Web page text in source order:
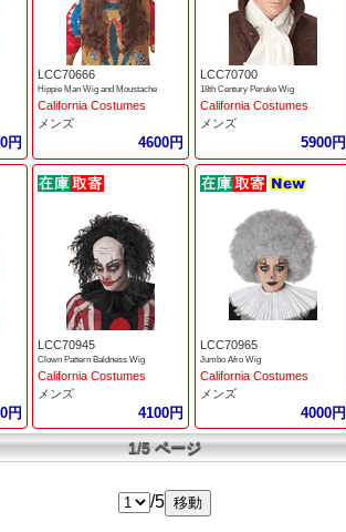
円
LCC70666
Hippie Man Wig and Moustache
California Costumes
メンズ
4600円
LCC70700
18th Century Peruke Wig
California Costumes
メンズ
5900円
円
LCC70945
Clown Pattern Baldness Wig
California Costumes
メンズ
4100円
LCC70965
Jumbo Afro Wig
California Costumes
メンズ
4000円
1/5 ページ
/5